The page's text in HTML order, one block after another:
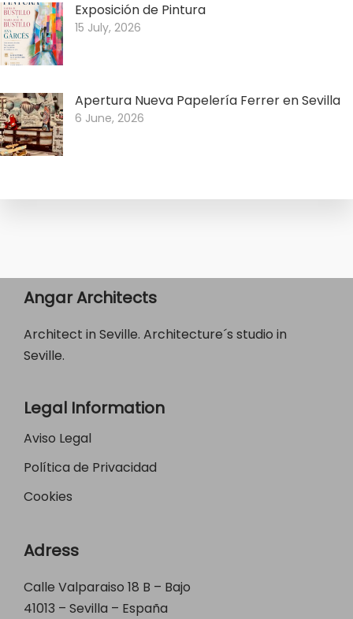
Exposición de Pintura
15 July, 2026
Apertura Nueva Papelería Ferrer en Sevilla
6 June, 2026
Angar Architects
Architect in Seville. Architecture´s studio in
Seville.
Legal Information
Aviso Legal
Política de Privacidad
Cookies
Adress
Calle Valparaiso 18 B – Bajo
41013 – Sevilla – España